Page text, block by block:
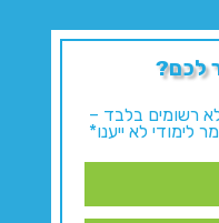
לכם?
רשומים בלבד –
לימודי לא ייענו*